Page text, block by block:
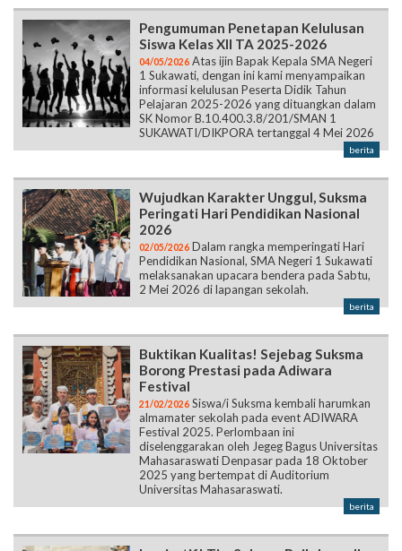
Pengumuman Penetapan Kelulusan
Siswa Kelas XII TA 2025-2026
04/05/2026 Atas ijin Bapak Kepala SMA Negeri
1 Sukawati, dengan ini kami menyampaikan
informasi kelulusan Peserta Didik Tahun
Pelajaran 2025-2026 yang dituangkan dalam
SK Nomor B.10.400.3.8/201/SMAN 1
SUKAWATI/DIKPORA tertanggal 4 Mei 2026
berita
Wujudkan Karakter Unggul, Suksma
Peringati Hari Pendidikan Nasional
2026
02/05/2026 Dalam rangka memperingati Hari
Pendidikan Nasional, SMA Negeri 1 Sukawati
melaksanakan upacara bendera pada Sabtu,
2 Mei 2026 di lapangan sekolah.
berita
Buktikan Kualitas! Sejebag Suksma
Borong Prestasi pada Adiwara
Festival
21/02/2026 Siswa/i Suksma kembali harumkan
almamater sekolah pada event ADIWARA
Festival 2025. Perlombaan ini
diselenggarakan oleh Jegeg Bagus Universitas
Mahasaraswati Denpasar pada 18 Oktober
2025 yang bertempat di Auditorium
Universitas Mahasaraswati.
berita